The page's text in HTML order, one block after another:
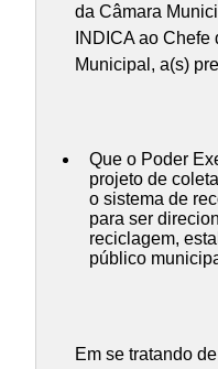
da Câmara
INDICA ao
Municipal, a(s)
Que o Poder
projeto de
o sistema de
para ser
reciclagem,
público
Em se tratando